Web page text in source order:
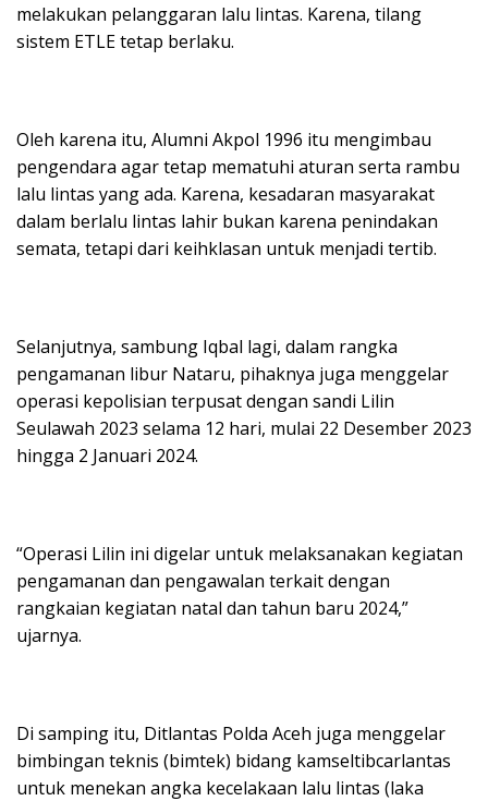
melakukan pelanggaran lalu lintas. Karena, tilang
sistem ETLE tetap berlaku.
Oleh karena itu, Alumni Akpol 1996 itu mengimbau
pengendara agar tetap mematuhi aturan serta rambu
lalu lintas yang ada. Karena, kesadaran masyarakat
dalam berlalu lintas lahir bukan karena penindakan
semata, tetapi dari keihklasan untuk menjadi tertib.
Selanjutnya, sambung Iqbal lagi, dalam rangka
pengamanan libur Nataru, pihaknya juga menggelar
operasi kepolisian terpusat dengan sandi Lilin
Seulawah 2023 selama 12 hari, mulai 22 Desember 2023
hingga 2 Januari 2024.
“Operasi Lilin ini digelar untuk melaksanakan kegiatan
pengamanan dan pengawalan terkait dengan
rangkaian kegiatan natal dan tahun baru 2024,”
ujarnya.
Di samping itu, Ditlantas Polda Aceh juga menggelar
bimbingan teknis (bimtek) bidang kamseltibcarlantas
untuk menekan angka kecelakaan lalu lintas (laka